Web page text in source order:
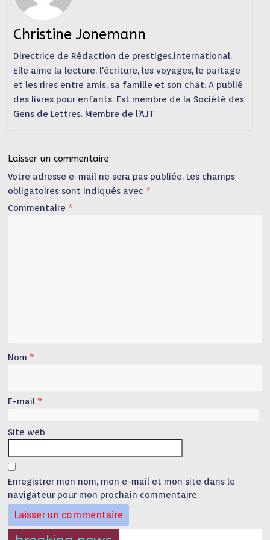
Christine Jonemann
Directrice de Rédaction de prestiges.international.
Elle aime la lecture, l'écriture, les voyages, le partage
et les rires entre amis, sa famille et son chat. A publié
des livres pour enfants. Est membre de la Société des
Gens de Lettres. Membre de l'AJT
Laisser un commentaire
Votre adresse e-mail ne sera pas publiée. Les champs
obligatoires sont indiqués avec *
Commentaire *
Nom *
E-mail *
Site web
Enregistrer mon nom, mon e-mail et mon site dans le
navigateur pour mon prochain commentaire.